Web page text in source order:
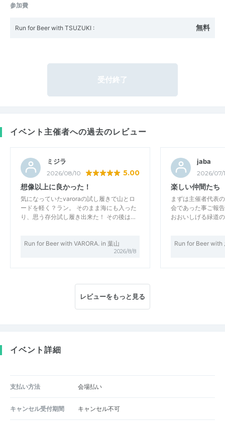
参加費
Run for Beer with TSUZUKI : 無料
受付終了
イベント主催者への過去のレビュー
ミジラ
2026/08/10 5.00
想像以上に良かった！
気になっていたvaroraの試し履きで山とロ
ードを軽く？ラン。 そのまま海にも入った
り、思う存分試し履き出来た！ その後は…
Run for Beer with VARORA. in 葉山
2026/8/8
jaba
2026/07/
楽しい仲間たち
まずは主催者代表
会であった事ご報
おおいしげる緑道
Run for Beer with
レビューをもっと見る
イベント詳細
支払い方法 会場払い
キャンセル受付期間 キャンセル不可